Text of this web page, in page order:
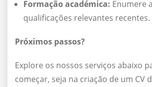
Formação académica: Enumere
qualificações relevantes recentes.
Próximos passos?
Explore os nossos serviços abaixo
começar, seja na criação de um CV